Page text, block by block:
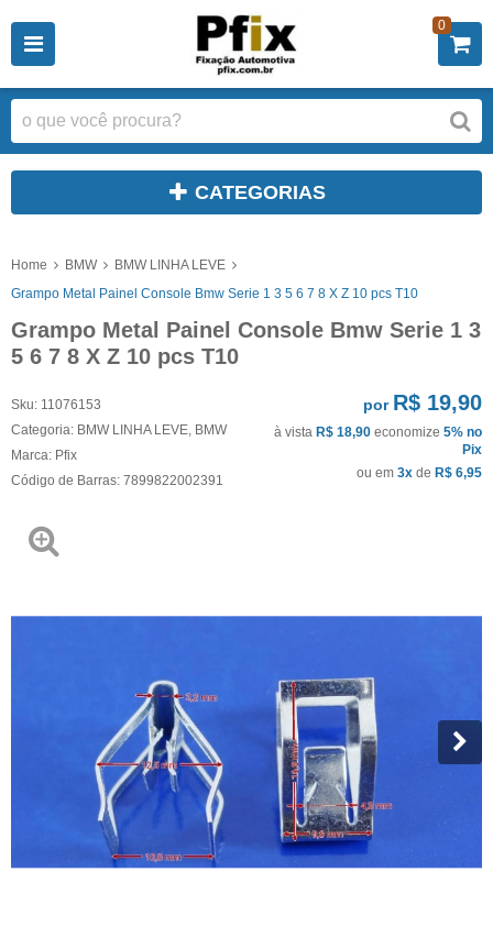
0
CATEGORIAS
Home BMW
BMW LINHA LEVE
Grampo Metal Painel Console Bmw Serie 1 3 5 6 7 8 X Z 10 pcs T10
Grampo Metal Painel Console Bmw Serie 1 3
5 6 7 8 X Z 10 pcs T10
Sku: 11076153
Categoria: BMW LINHA LEVE BMW
Marca: Pfix
Código de Barras: 7899822002391
por R$ 19,90
à vista R$ 18,90 economize 5% no
Pix
ou em 3x de R$ 6,95